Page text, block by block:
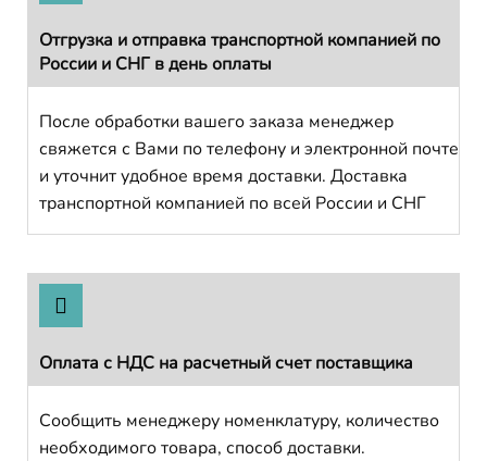
Отгрузка и отправка транспортной компанией по
России и СНГ в день оплаты
После обработки вашего заказа менеджер
свяжется с Вами по телефону и электронной почте
и уточнит удобное время доставки. Доставка
транспортной компанией по всей России и СНГ
Оплата с НДС на расчетный счет поставщика
Сообщить менеджеру номенклатуру, количество
необходимого товара, способ доставки.